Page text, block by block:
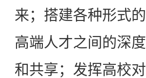
来；搭建各种形式
高端人才之间的深
和共享；发挥高校